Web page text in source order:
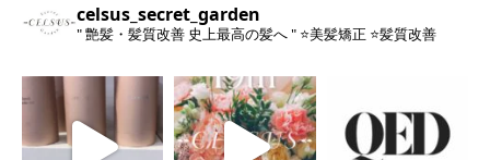
celsus_secret_garden
" 艶髪・髪質改善 史上最高の髪へ " ⭐️美髪矯正 ⭐️髪質改善